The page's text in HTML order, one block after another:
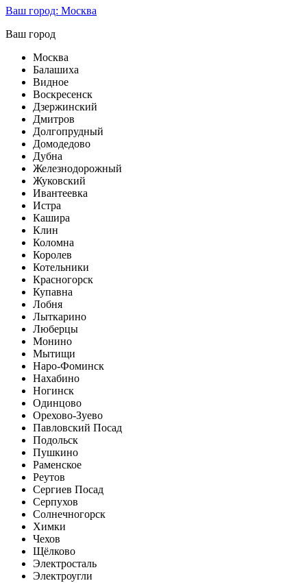
Ваш город: Москва
Ваш город
Москва
Балашиха
Видное
Воскресенск
Дзержинский
Дмитров
Долгопрудный
Домодедово
Дубна
Железнодорожный
Жуковский
Ивантеевка
Истра
Кашира
Клин
Коломна
Королев
Котельники
Красногорск
Купавна
Лобня
Лыткарино
Люберцы
Монино
Мытищи
Наро-Фоминск
Нахабино
Ногинск
Одинцово
Орехово-Зуево
Павловский Посад
Подольск
Пушкино
Раменское
Реутов
Сергиев Посад
Серпухов
Солнечногорск
Химки
Чехов
Щёлково
Электросталь
Электроугли